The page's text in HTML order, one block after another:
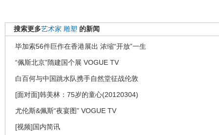
搜索更多艺术家 雕塑 的新闻
毕加索56件巨作在香港展出 浓缩“开放”一生
“佩斯北京”隋建国个展 VOGUE TV
白百何与中国跳水队携手自然堂征战伦敦
[面对面]韩美林：75岁的童心(20120304)
尤伦斯&佩斯“夜宴图” VOGUE TV
[视频]国内简讯